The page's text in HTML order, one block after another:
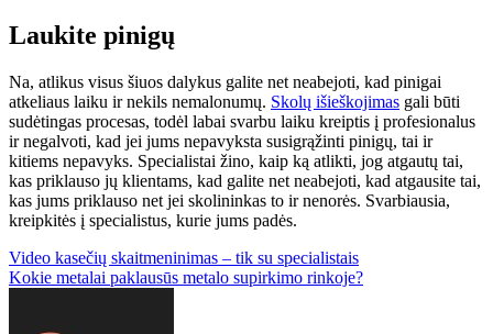
Laukite pinigų
Na, atlikus visus šiuos dalykus galite net neabejoti, kad pinigai
atkeliaus laiku ir nekils nemalonumų. Skolų išieškojimas gali būti
sudėtingas procesas, todėl labai svarbu laiku kreiptis į profesionalus
ir negalvoti, kad jei jums nepavyksta susigrąžinti pinigų, tai ir
kitiems nepavyks. Specialistai žino, kaip ką atlikti, jog atgautų tai,
kas priklauso jų klientams, kad galite net neabejoti, kad atgausite tai,
kas jums priklauso net jei skolininkas to ir nenorės. Svarbiausia,
kreipkitės į specialistus, kurie jums padės.
Navigacija
tarp
Video kasečių skaitmeninimas – tik su specialistais
Kokie metalai paklausūs metalo supirkimo rinkoje?